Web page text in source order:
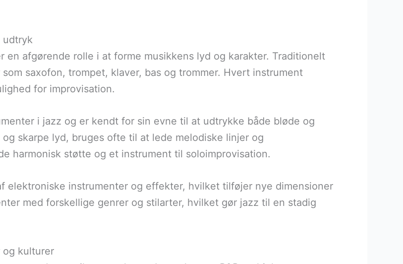
udtryk
en afgørende rolle i at forme musikkens lyd og karakter. Traditionelt
saxofon, trompet, klaver, bas og trommer. Hvert instrument
for improvisation.
i jazz og er kendt for sin evne til at udtrykke både bløde og
skarpe lyd, bruges ofte til at lede melodiske linjer og
harmonisk støtte og et instrument til soloimprovisation.
elektroniske instrumenter og effekter, hvilket tilføjer nye dimensioner
med forskellige genrer og stilarter, hvilket gør jazz til en stadig
og kulturer